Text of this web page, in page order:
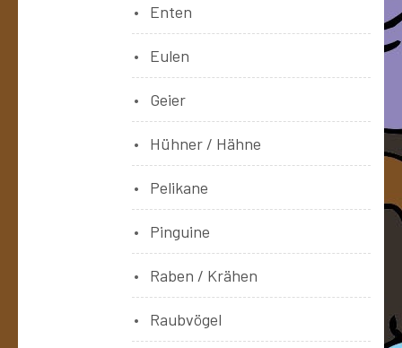
Enten
Eulen
Geier
Hühner / Hähne
Pelikane
Pinguine
Raben / Krähen
Raubvögel